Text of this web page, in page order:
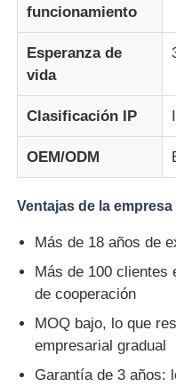
funcionamiento
Esperanza de
vida
Clasificación IP
OEM/ODM
Ventajas de la empresa
Más de 18 años de
Más de 100 clientes
de cooperación
MOQ bajo, lo que
empresarial gradual
Garantía de 3 años: